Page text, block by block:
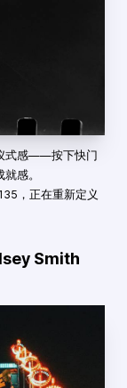
式感——按下快门
感。
，正在重新定义
Smith